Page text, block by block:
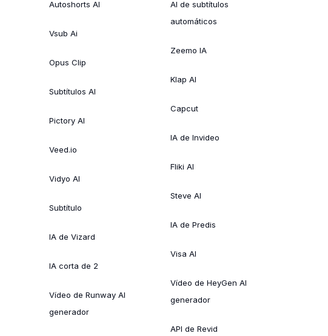
Autoshorts AI
Vsub Ai
Opus Clip
Subtítulos AI
Pictory AI
Veed.io
Vidyo AI
Subtítulo
IA de Vizard
IA corta de 2
Vídeo de Runway AI
generador
AI de subtítulos
automáticos
Zeemo IA
Klap AI
Capcut
IA de Invideo
Fliki AI
Steve AI
IA de Predis
Visa AI
Vídeo de HeyGen AI
generador
API de Revid